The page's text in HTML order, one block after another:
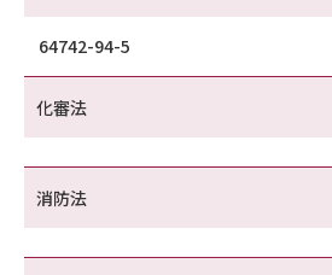
64742-94-5
化審法
消防法